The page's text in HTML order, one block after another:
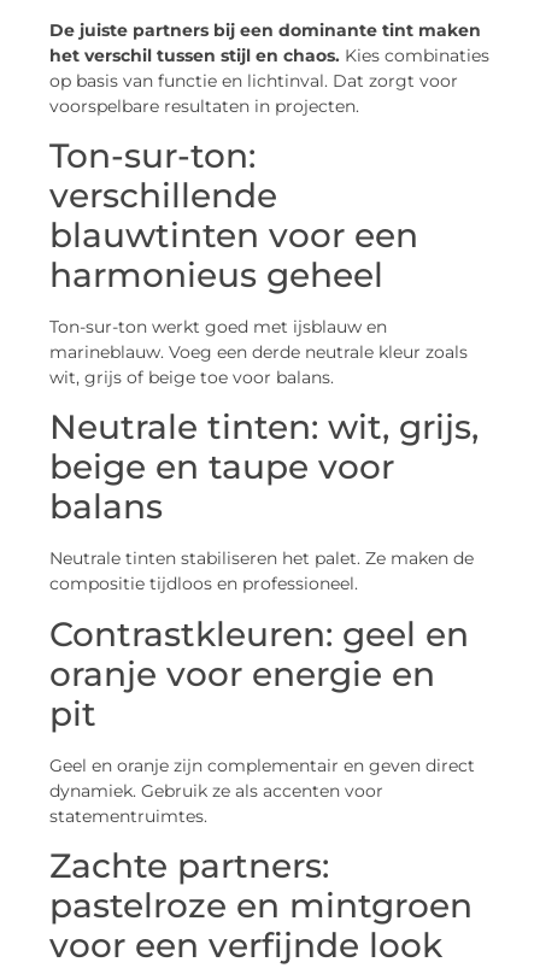
De juiste partners bij een dominante tint maken
het verschil tussen stijl en chaos. Kies combinaties
op basis van functie en lichtinval. Dat zorgt voor
voorspelbare resultaten in projecten.
Ton-sur-ton:
verschillende
blauwtinten voor een
harmonieus geheel
Ton-sur-ton werkt goed met ijsblauw en
marineblauw. Voeg een derde neutrale kleur zoals
wit, grijs of beige toe voor balans.
Neutrale tinten: wit, grijs,
beige en taupe voor
balans
Neutrale tinten stabiliseren het palet. Ze maken de
compositie tijdloos en professioneel.
Contrastkleuren: geel en
oranje voor energie en
pit
Geel en oranje zijn complementair en geven direct
dynamiek. Gebruik ze als accenten voor
statementruimtes.
Zachte partners:
pastelroze en mintgroen
voor een verfijnde look